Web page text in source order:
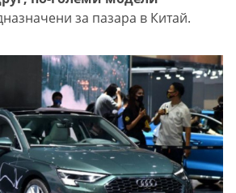
за пазара в Китай.